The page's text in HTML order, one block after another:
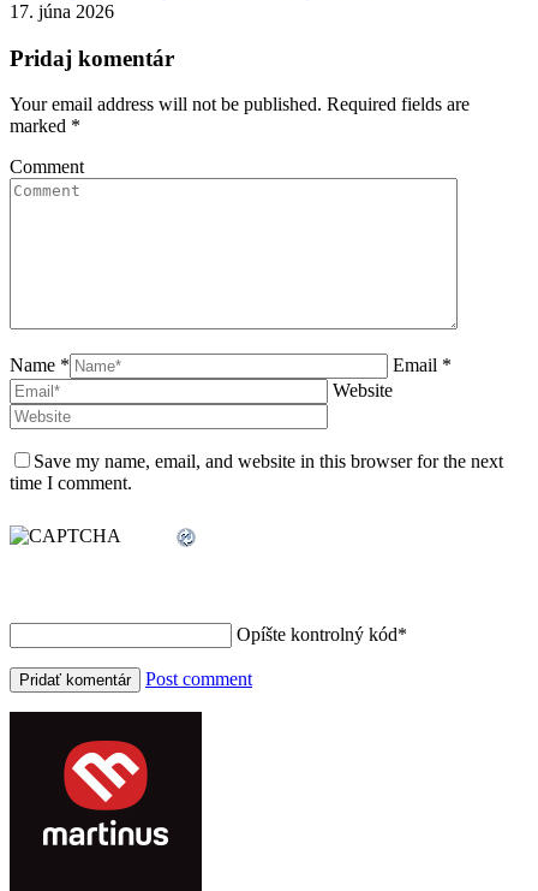
17. júna 2026
Pridaj komentár
Your email address will not be published. Required fields are
marked *
Comment
Name *
Email *
Website
Save my name, email, and website in this browser for the next
time I comment.
Opíšte kontrolný kód*
Post comment